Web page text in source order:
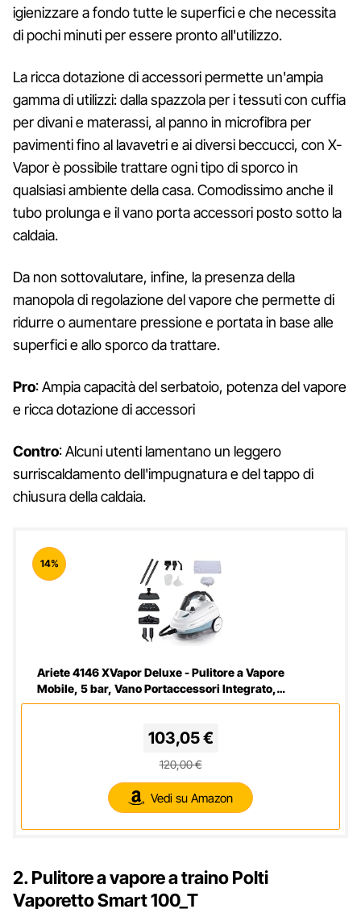
igienizzare a fondo tutte le superfici e che necessita
di pochi minuti per essere pronto all'utilizzo.
La ricca dotazione di accessori permette un'ampia
gamma di utilizzi: dalla spazzola per i tessuti con cuffia
per divani e materassi, al panno in microfibra per
pavimenti fino al lavavetri e ai diversi beccucci, con X-
Vapor è possibile trattare ogni tipo di sporco in
qualsiasi ambiente della casa. Comodissimo anche il
tubo prolunga e il vano porta accessori posto sotto la
caldaia.
Da non sottovalutare, infine, la presenza della
manopola di regolazione del vapore che permette di
ridurre o aumentare pressione e portata in base alle
superfici e allo sporco da trattare.
Pro: Ampia capacità del serbatoio, potenza del vapore
e ricca dotazione di accessori
Contro: Alcuni utenti lamentano un leggero
surriscaldamento dell'impugnatura e del tappo di
chiusura della caldaia.
14%
Ariete 4146 XVapor Deluxe - Pulitore a Vapore
Mobile, 5 bar, Vano Portaccessori Integrato,
Autonomia fino a 55', Cavo 6 m, 1500W, Bianco
103,05 €
120,00 €
Vedi su Amazon
2. Pulitore a vapore a traino Polti
Vaporetto Smart 100_T